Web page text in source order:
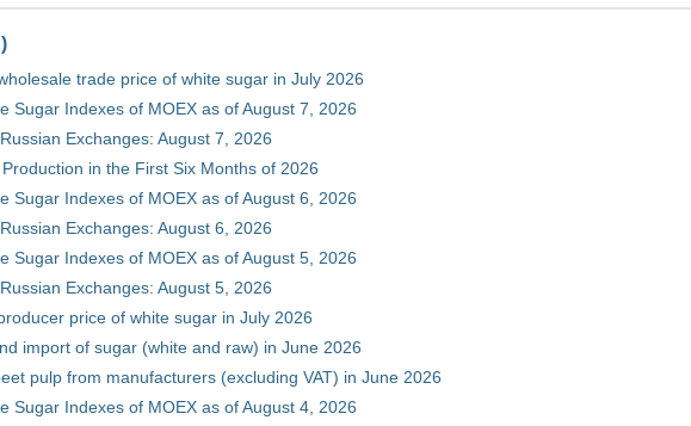
trade price of white sugar in July 2026
Sugar Indexes of MOEX as of August 7, 2026
Exchanges: August 7, 2026
in the First Six Months of 2026
Sugar Indexes of MOEX as of August 6, 2026
Exchanges: August 6, 2026
Sugar Indexes of MOEX as of August 5, 2026
Exchanges: August 5, 2026
price of white sugar in July 2026
import of sugar (white and raw) in June 2026
pulp from manufacturers (excluding VAT) in June 2026
Sugar Indexes of MOEX as of August 4, 2026